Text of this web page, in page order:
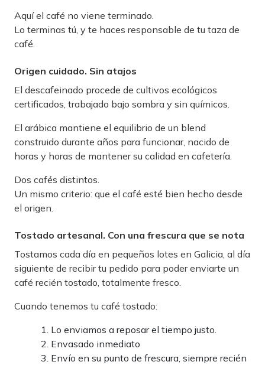
Aquí el café no viene terminado.
Lo terminas tú, y te haces responsable de tu taza de
café.
Origen cuidado. Sin atajos
El descafeinado procede de cultivos ecológicos
certificados, trabajado bajo sombra y sin químicos.
El arábica mantiene el equilibrio de un blend
construido durante años para funcionar, nacido de
horas y horas de mantener su calidad en cafetería.
Dos cafés distintos.
Un mismo criterio: que el café esté bien hecho desde
el origen.
Tostado artesanal. Con una frescura que se nota
Tostamos cada día en pequeños lotes en Galicia, al día
siguiente de recibir tu pedido para poder enviarte un
café recién tostado, totalmente fresco.
Cuando tenemos tu café tostado:
Lo enviamos a reposar el tiempo justo.
Envasado inmediato
Envío en su punto de frescura, siempre recién